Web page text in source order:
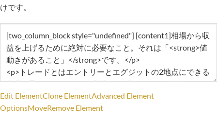
けです。
Edit ElementClone ElementAdvanced Element
OptionsMoveRemove Element